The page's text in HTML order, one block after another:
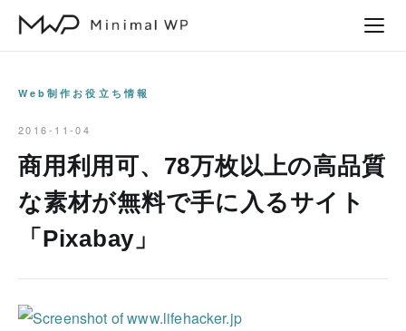
Web制作お役立ち情報
2016-11-04
商用利用可、78万枚以上の高品質
な素材が無料で手に入るサイト
「Pixabay」